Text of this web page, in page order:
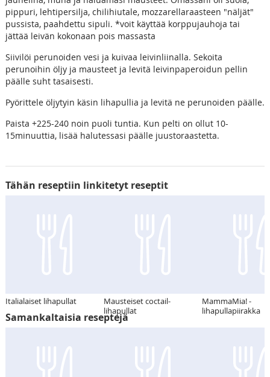
pippuri, lehtipersilja, chilihiutale, mozzarellaraasteen "näljät"
pussista, paahdettu sipuli. *voit käyttää korppujauhoja tai
jättää leivän kokonaan pois massasta
Siivilöi perunoiden vesi ja kuivaa leivinliinalla. Sekoita
perunoihin öljy ja mausteet ja levitä leivinpaperoidun pellin
päälle suht tasaisesti.
Pyörittele öljytyin käsin lihapullia ja levitä ne perunoiden päälle.
Paista +225-240 noin puoli tuntia. Kun pelti on ollut 10-
15minuuttia, lisää halutessasi päälle juustoraastetta.
Tähän reseptiin linkitetyt reseptit
Italialaiset lihapullat
Mausteiset coctail-
lihapullat
MammaMia! -
lihapullapiirakka
Samankaltaisia reseptejä